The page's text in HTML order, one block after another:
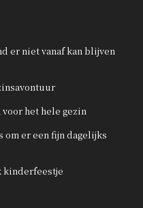
er niet vanaf kan blijven
het hele gezin
om er een fijn dagelijks
kinderfeestje